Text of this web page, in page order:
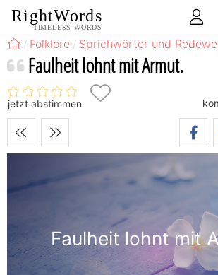
RightWords
TIMELESS WORDS
Folklore Sprichwörter und
Faulheit lohnt mit Armut.
jetzt abstimmen
Faulheit lohnt mit